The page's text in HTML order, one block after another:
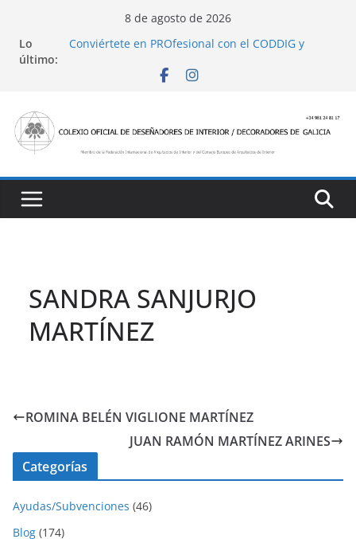
contenido
8 de agosto de 2026
Lo
último:
Conviértete en PROfesional con el CODDIG y
Ayudas para mejoras de establecimientos
San Marcial 2025
SANDRA SANJURJO
MARTÍNEZ
ROMINA BELÉN VIGLIONE MARTÍNEZ
JUAN RAMÓN MARTÍNEZ ARINES
Categorías
Ayudas/Subvenciones (46)
Blog (174)